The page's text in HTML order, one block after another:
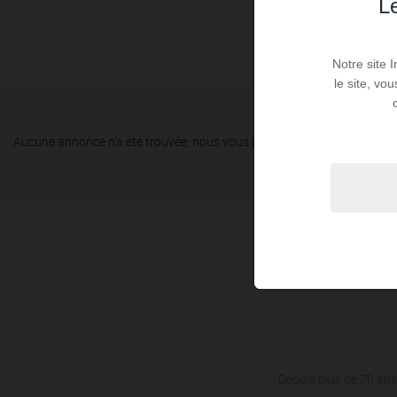
Aucune annonce n'a été trouvée, nous vous invitons à élargir vos
Notre site
le site,